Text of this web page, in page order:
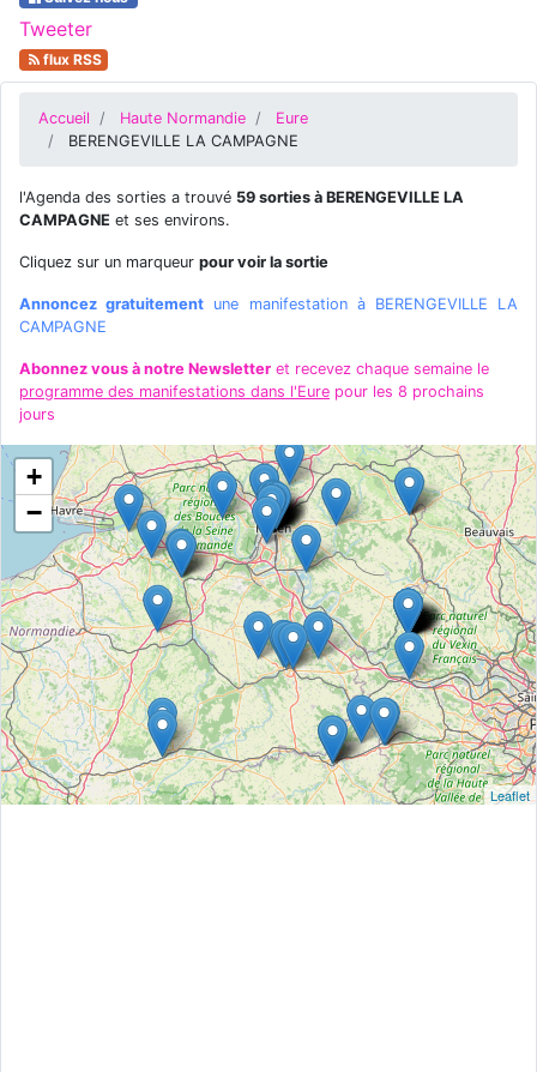
Tweeter
flux RSS
Accueil Haute Normandie
Eure
BERENGEVILLE LA CAMPAGNE
l'Agenda des sorties a trouvé 59 sorties à BERENGEVILLE LA
CAMPAGNE et ses environs.
Cliquez sur un marqueur pour voir la sortie
Annoncez gratuitement une manifestation à BERENGEVILLE LA
CAMPAGNE
Abonnez vous à notre Newsletter et recevez chaque semaine le
programme des manifestations dans l'Eure pour les 8 prochains
jours
+
−
Leaflet